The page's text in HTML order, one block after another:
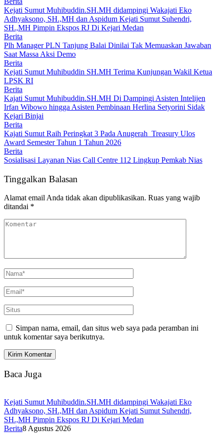
Kejati Sumut Muhibuddin.SH.MH didampingi Wakajati Eko
Adhyaksono, SH.,MH dan Aspidum Kejati Sumut Suhendri,
SH.,MH Pimpin Ekspos RJ Di Kejari Medan
Berita
Plh Manager PLN Tanjung Balai Dinilai Tak Memuaskan Jawaban
Saat Massa Aksi Demo
Berita
Kejati Sumut Muhibuddin SH.MH Terima Kunjungan Wakil Ketua
LPSK RI
Berita
Kajati Sumut Muhibuddin.SH.MH Di Dampingi Asisten Intelijen
Irfan Wibowo hingga Asisten Pembinaan Herlina Setyorini Sidak
Kejari Binjai
Berita
Kajati Sumut Raih Peringkat 3 Pada Anugerah Treasury Ulos
Award Semester Tahun 1 Tahun 2026
Berita
Sosialisasi Layanan Nias Call Centre 112 Lingkup Pemkab Nias
Tinggalkan Balasan
Alamat email Anda tidak akan dipublikasikan. Ruas yang wajib
ditandai *
Simpan nama, email, dan situs web saya pada peramban ini
untuk komentar saya berikutnya.
Baca Juga
Kejati Sumut Muhibuddin.SH.MH didampingi Wakajati Eko
Adhyaksono, SH.,MH dan Aspidum Kejati Sumut Suhendri,
SH.,MH Pimpin Ekspos RJ Di Kejari Medan
Berita8 Agustus 2026